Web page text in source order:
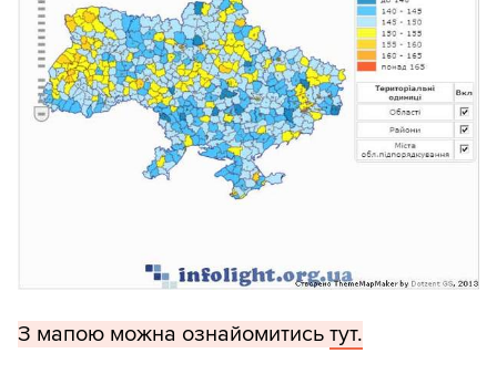
З мапою можна ознайомитись тут.